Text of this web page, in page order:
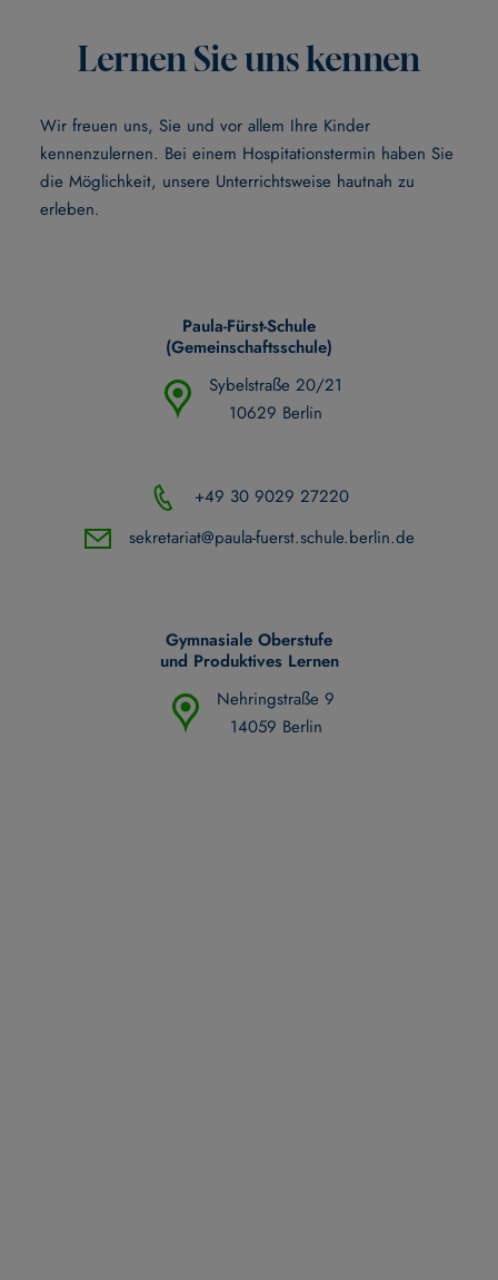
Lernen Sie uns kennen
Wir freuen uns, Sie und vor allem Ihre Kinder
kennenzulernen. Bei einem Hospitationstermin haben Sie
die Möglichkeit, unsere Unterrichtsweise hautnah zu
erleben.
Paula-Fürst-Schule
(Gemeinschaftsschule)
Sybelstraße 20/21
10629 Berlin
+49 30 9029 27220
sekretariat@paula-fuerst.schule.berlin.de
Gymnasiale Oberstufe
und Produktives Lernen
Nehringstraße 9
14059 Berlin